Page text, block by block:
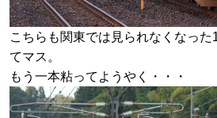
こちらも関東では見られなくなった
てマス。
もう一本粘ってようやく・・・